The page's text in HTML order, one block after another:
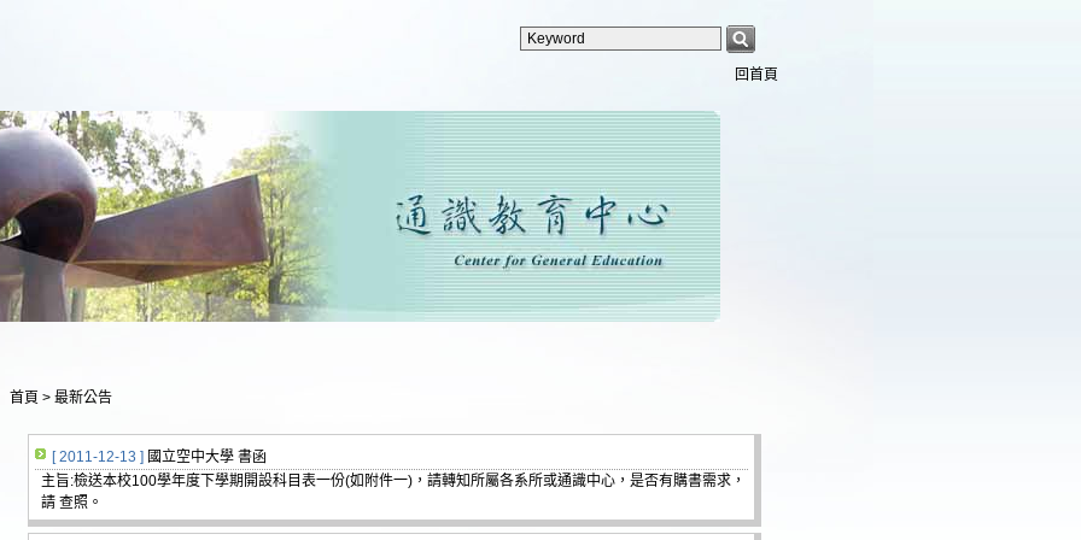
回首頁
首頁 > 最新公告
[ 2011-12-13 ] 國立空中大學 書函
主旨:檢送本校100學年度下學期開設科目表一份(如附件一)，請轉知所屬各系所或通識中心，是否有購書需求，
請 查照。